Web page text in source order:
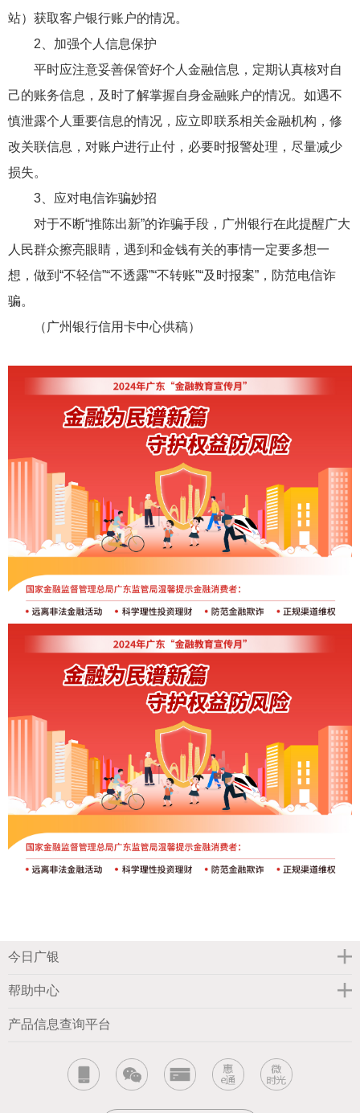
站）获取客户银行账户的情况。
2、加强个人信息保护
平时应注意妥善保管好个人金融信息，定期认真核对自
己的账务信息，及时了解掌握自身金融账户的情况。如遇不
慎泄露个人重要信息的情况，应立即联系相关金融机构，修
改关联信息，对账户进行止付，必要时报警处理，尽量减少
损失。
3、应对电信诈骗妙招
对于不断“推陈出新”的诈骗手段，广州银行在此提醒广大
人民群众擦亮眼睛，遇到和金钱有关的事情一定要多想一
想，做到“不轻信”“不透露”“不转账”“及时报案”，防范电信诈
骗。
（广州银行信用卡中心供稿）
今日广银
帮助中心
产品信息查询平台